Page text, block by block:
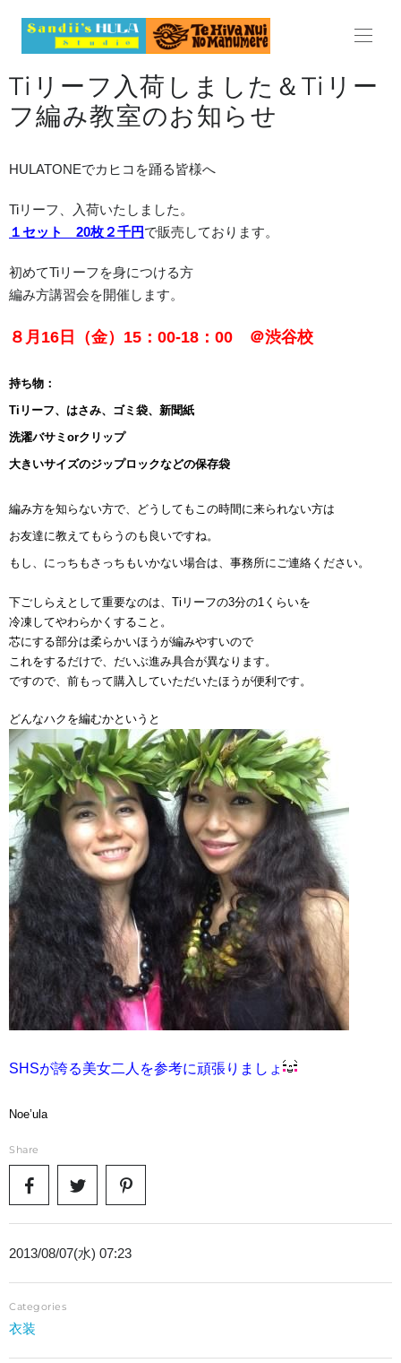
Tiリーフ入荷しました＆Tiリー
フ編み教室のお知らせ
HULATONEでカヒコを踊る皆様へ
Tiリーフ、入荷いたしました。
１セット 20枚２千円で販売しております。
初めてTiリーフを身につける方
編み方講習会を開催します。
８月16日（金）15：00-18：00 ＠渋谷校
持ち物：
Tiリーフ、はさみ、ゴミ袋、新聞紙
洗濯バサミorクリップ
大きいサイズのジップロックなどの保存袋
編み方を知らない方で、どうしてもこの時間に来られない方は
お友達に教えてもらうのも良いですね。
もし、にっちもさっちもいかない場合は、事務所にご連絡ください。
下ごしらえとして重要なのは、Tiリーフの3分の1くらいを
冷凍してやわらかくすること。
芯にする部分は柔らかいほうが編みやすいので
これをするだけで、だいぶ進み具合が異なります。
ですので、前もって購入していただいたほうが便利です。
どんなハクを編むかというと
SHSが誇る美女二人を参考に頑張りましょ
Noe’ula
Share
2013/08/07(水) 07:23
Categories
衣装
HOME
ABOUT
料金表
スケジュール
NEWS
BLOG
CONTACT
イベント出演依頼
イベント出演/メディア掲載
会員専用サイト
Facebook
Instagram
愛媛校
Na Puakea O Ko’olaupoko
Sandii.info